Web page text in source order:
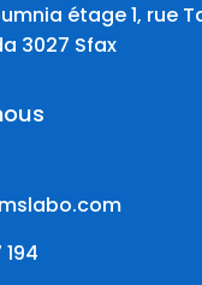
étage 1, rue
3027 Sfax